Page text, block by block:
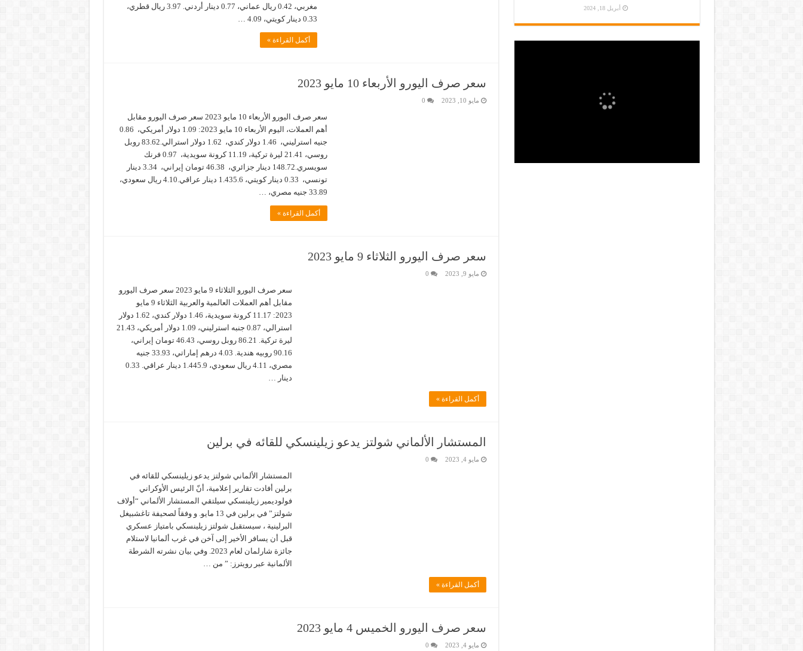
مغربي، 0.42 ريال عماني، 0.77 دينار أردني. 3.97 ريال قطري،
0.33 دينار كويتي، 4.09 …
أكمل القراءة »
سعر صرف اليورو الأربعاء 10 مايو 2023
مايو 10, 2023 0
سعر صرف اليورو الأربعاء 10 مايو 2023 سعر صرف اليورو مقابل
أهم العملات، اليوم الأربعاء 10 مايو 2023: 1.09 دولار أمريكي، 0.86
جنيه استرليني، 1.46 دولار كندي، 1.62 دولار استرالي.83.62 روبل
روسي، 21.41 ليرة تركية، 11.19 كرونة سويدية، 0.97 فرنك
سويسري.148.72 دينار جزائري، 46.38 تومان إيراني، 3.34 دينار
تونسي، 0.33 دينار كويتي، 1.435.6 دينار عراقي.4.10 ريال سعودي،
33.89 جنيه مصري، …
أكمل القراءة »
سعر صرف اليورو الثلاثاء 9 مايو 2023
مايو 9, 2023 0
سعر صرف اليورو الثلاثاء 9 مايو 2023 سعر صرف اليورو
مقابل أهم العملات العالمية والعربية الثلاثاء 9 مايو
2023: 11.17 كرونة سويدية، 1.46 دولار كندي، 1.62 دولار
استرالي، 0.87 جنبه استرليني، 1.09 دولار أمريكي، 21.43
ليرة تركية. 86.21 روبل روسي، 46.43 تومان إيراني،
90.16 روبيه هندية. 4.03 درهم إماراتي، 33.93 جنيه
مصري، 4.11 ريال سعودي، 1.445.9 دينار عراقي. 0.33
دينار …
أكمل القراءة »
المستشار الألماني شولتز يدعو زيلينسكي للقائه في برلين
مايو 4, 2023 0
المستشار الألماني شولتز يدعو زيلينسكي للقائه في
برلين أفادت تقارير إعلامية، أنّ الرئيس الأوكراني
فولوديمير زيلينسكي سيلتقي المستشار الألماني “أولاف
شولتز” في برلين في 13 مايو. و وفقاً لصحيفة تاغشبيغل
البرلينية ، سيستقبل شولتز زيلينسكي بامتياز عسكري
قبل أن يسافر الأخير إلى آخن في غرب ألمانيا لاستلام
جائزة شارلمان لعام 2023. وفي بيان نشرته الشرطة
الألمانية عبر رويترز: ” من …
أكمل القراءة »
سعر صرف اليورو الخميس 4 مايو 2023
مايو 4, 2023 0
أبريل 18, 2024